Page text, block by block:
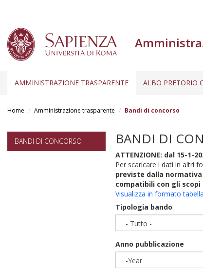
AMMINISTRAZIONE TRASPARENTE ALBO PRETORIO
Home Amministrazione trasparente Bandi di concorso
BANDI DI CONCORSO BANDI DI
ATTENZIONE: dal 15-
Per scaricare i dati in altri
previste dalla
compatibili con gli
Visualizza in formato
Tipologia bando
- Tutto -
Anno pubblicazione
-Year